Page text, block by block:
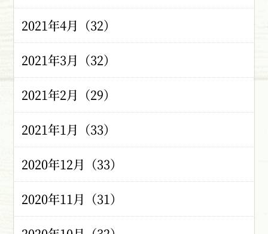
2021年4月（32）
2021年3月（32）
2021年2月（29）
2021年1月（33）
2020年12月（33）
2020年11月（31）